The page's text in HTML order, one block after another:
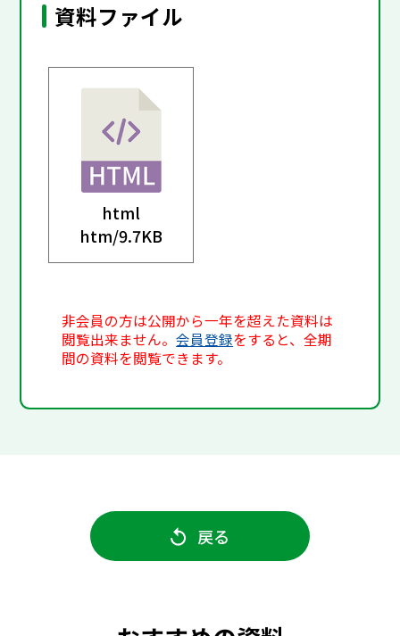
資料ファイル
html
htm/9.7KB
非会員の方は公開から一年を超えた資料は
閲覧出来ません。会員登録をすると、全期
間の資料を閲覧できます。
戻る